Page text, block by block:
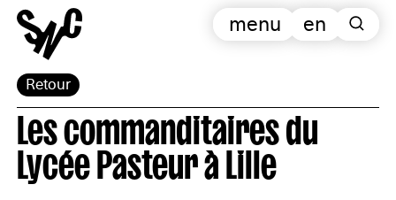
Retour
en
menu
Les commanditaires du
Lycée Pasteur à Lille